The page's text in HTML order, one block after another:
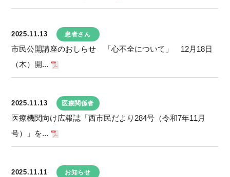
2025.11.13 患者さん
市民公開講座のおしらせ 「心不全について」 12月18日
（木）開...
2025.11.13 医療関係者
医療機関向け広報誌「西市民だより284号（令和7年11月
号）」を...
2025.11.11 お知らせ